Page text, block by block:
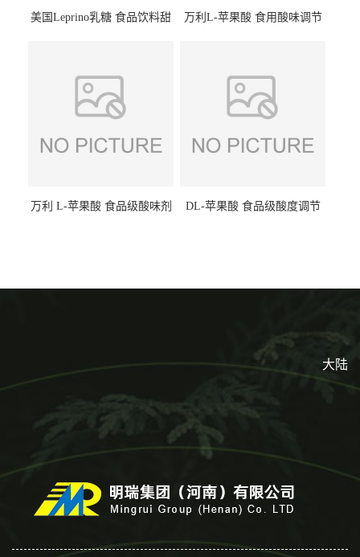
美国Leprino乳糖 食品饮料甜
万利L-苹果酸 食用酸味调节
万利 L-苹果酸 食品级酸味剂
DL-苹果酸 食品级酸度调节
大陆